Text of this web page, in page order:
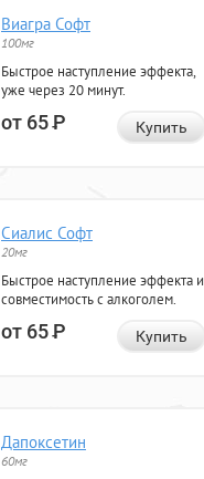
Виагра Софт
100мг
Быстрое наступление эффекта,
уже через 20 минут.
от 65Р Купить
Сиалис Софт
20мг
Быстрое наступление эффекта и
совместимость с алкоголем.
от 65Р Купить
Дапоксетин
60мг